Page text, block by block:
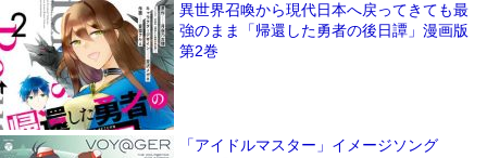
異世界召喚から現代日本へ戻ってきても最
強のまま「帰還した勇者の後日譚」漫画版
第2巻
「アイドルマスター」イメージソング